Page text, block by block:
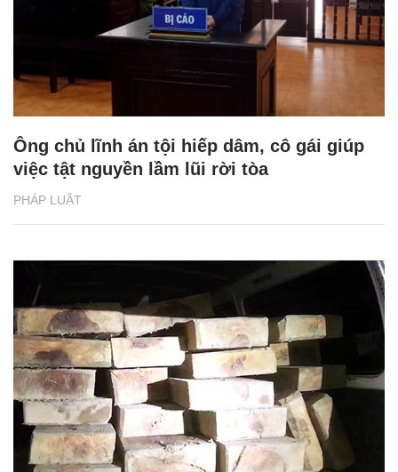
PHÁP LUẬT
Ông chủ lĩnh án tội hiếp dâm, cô gái giúp
việc tật nguyền lầm lũi rời tòa